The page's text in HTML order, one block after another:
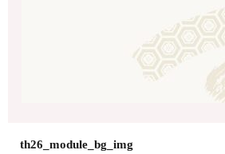
th26_module_bg_img